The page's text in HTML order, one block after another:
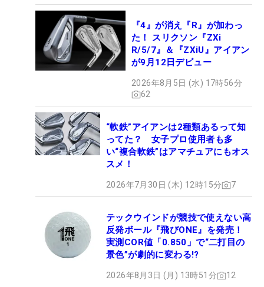
『4』が消え『R』が加わっ
た！ スリクソン『ZXi
R/5/7』＆『ZXiU』アイアン
が9月12日デビュー
2026年8月5日 (水) 17時56分
62
“軟鉄”アイアンは2種類あるって知
ってた？ 女子プロ使用者も多
い“複合軟鉄”はアマチュアにもオス
スメ！
2026年7月30日 (木) 12時15分 7
テックウインドが競技で使えない高
反発ボール『飛びONE』を発売！
実測COR値「0.850」で“二打目の
景色”が劇的に変わる!?
2026年8月3日 (月) 13時51分 12